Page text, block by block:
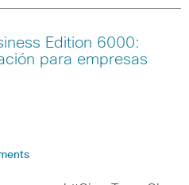
Edition 6000:
para empresas